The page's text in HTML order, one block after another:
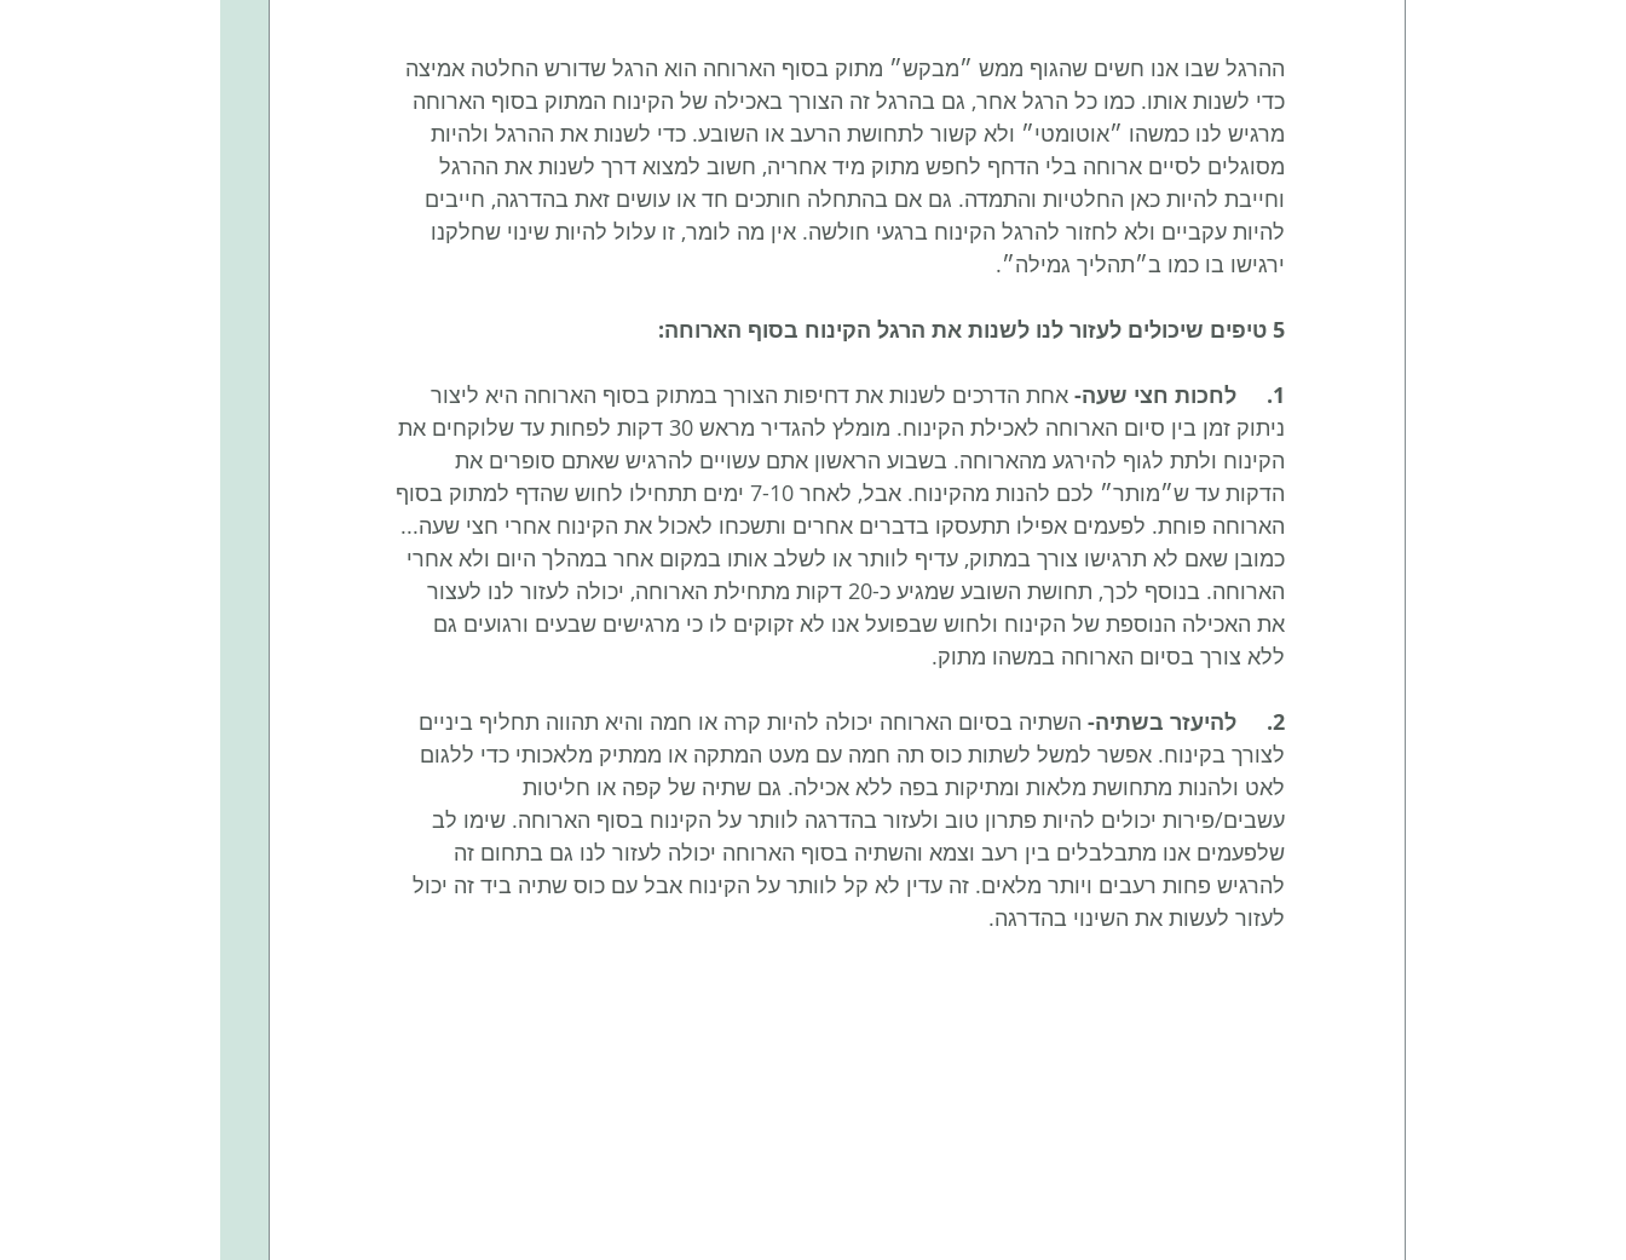
ההרגל שבו אנו חשים שהגוף ממש ״מבקש״ מתוק בסוף הארוחה הוא הרגל שדורש החלטה אמיצה
כדי לשנות אותו. כמו כל הרגל אחר, גם בהרגל זה הצורך באכילה של הקינוח המתוק בסוף הארוחה
מרגיש לנו כמשהו ״אוטומטי״ ולא קשור לתחושת הרעב או השובע. כדי לשנות את ההרגל ולהיות
מסוגלים לסיים ארוחה בלי הדחף לחפש מתוק מיד אחריה, חשוב למצוא דרך לשנות את ההרגל
וחייבת להיות כאן החלטיות והתמדה. גם אם בהתחלה חותכים חד או עושים זאת בהדרגה, חייבים
להיות עקביים ולא לחזור להרגל הקינוח ברגעי חולשה. אין מה לומר, זו עלול להיות שינוי שחלקנו
ירגישו בו כמו ב״תהליך גמילה״.
5 טיפים שיכולים לעזור לנו לשנות את הרגל הקינוח בסוף הארוחה:
1.	לחכות חצי שעה-
אחת הדרכים לשנות את דחיפות הצורך במתוק בסוף הארוחה היא ליצור
ניתוק זמן בין סיום הארוחה לאכילת הקינוח. מומלץ להגדיר מראש 30 דקות לפחות עד שלוקחים את
הקינוח ולתת לגוף להירגע מהארוחה. בשבוע הראשון אתם עשויים להרגיש שאתם סופרים את
הדקות עד ש״מותר״ לכם להנות מהקינוח. אבל, לאחר 7-10 ימים תתחילו לחוש שהדף למתוק בסוף
הארוחה פוחת. לפעמים אפילו תתעסקו בדברים אחרים ותשכחו לאכול את הקינוח אחרי חצי שעה...
כמובן שאם לא תרגישו צורך במתוק, עדיף לוותר או לשלב אותו במקום אחר במהלך היום ולא אחרי
הארוחה. בנוסף לכך, תחושת השובע שמגיע כ-20 דקות מתחילת הארוחה, יכולה לעזור לנו לעצור
את האכילה הנוספת של הקינוח ולחוש שבפועל אנו לא זקוקים לו כי מרגישים שבעים ורגועים גם
ללא צורך בסיום הארוחה במשהו מתוק.
2.	להיעזר בשתיה-
השתיה בסיום הארוחה יכולה להיות קרה או חמה והיא תהווה תחליף ביניים
לצורך בקינוח. אפשר למשל לשתות כוס תה חמה עם מעט המתקה או ממתיק מלאכותי כדי ללגום
לאט ולהנות מתחושת מלאות ומתיקות בפה ללא אכילה. גם שתיה של קפה או חליטות
עשבים/פירות יכולים להיות פתרון טוב ולעזור בהדרגה לוותר על הקינוח בסוף הארוחה. שימו לב
שלפעמים אנו מתבלבלים בין רעב וצמא והשתיה בסוף הארוחה יכולה לעזור לנו גם בתחום זה
להרגיש פחות רעבים ויותר מלאים. זה עדין לא קל לוותר על הקינוח אבל עם כוס שתיה ביד זה יכול
לעזור לעשות את השינוי בהדרגה.